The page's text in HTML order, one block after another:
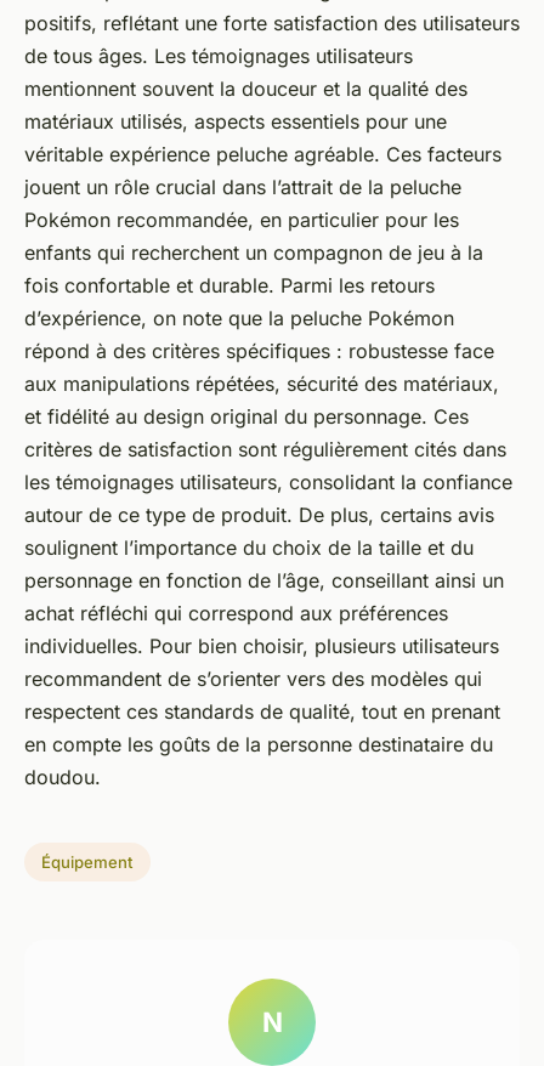
positifs, reflétant une forte satisfaction des utilisateurs
de tous âges. Les témoignages utilisateurs
mentionnent souvent la douceur et la qualité des
matériaux utilisés, aspects essentiels pour une
véritable expérience peluche agréable. Ces facteurs
jouent un rôle crucial dans l’attrait de la peluche
Pokémon recommandée, en particulier pour les
enfants qui recherchent un compagnon de jeu à la
fois confortable et durable. Parmi les retours
d’expérience, on note que la peluche Pokémon
répond à des critères spécifiques : robustesse face
aux manipulations répétées, sécurité des matériaux,
et fidélité au design original du personnage. Ces
critères de satisfaction sont régulièrement cités dans
les témoignages utilisateurs, consolidant la confiance
autour de ce type de produit. De plus, certains avis
soulignent l’importance du choix de la taille et du
personnage en fonction de l’âge, conseillant ainsi un
achat réfléchi qui correspond aux préférences
individuelles. Pour bien choisir, plusieurs utilisateurs
recommandent de s’orienter vers des modèles qui
respectent ces standards de qualité, tout en prenant
en compte les goûts de la personne destinataire du
doudou.
Équipement
N